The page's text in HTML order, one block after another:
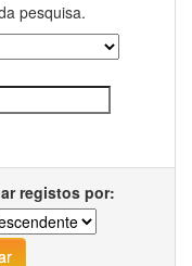
pesquisa.
registos por: